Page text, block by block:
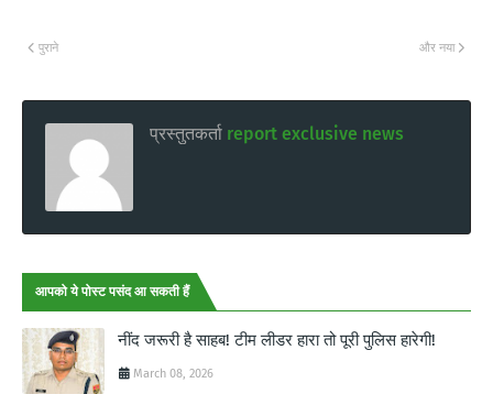
और नया
पुराने
प्रस्तुतकर्ता report exclusive news
आपको ये पोस्ट पसंद आ सकती हैं
नींद जरूरी है साहब! टीम लीडर हारा तो पूरी पुलिस हारेगी!
March 08, 2026